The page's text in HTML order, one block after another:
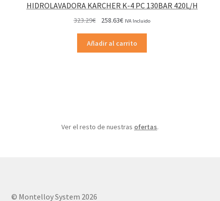
HIDROLAVADORA KARCHER K-4 PC 130BAR 420L/H
323.29€
original
era:
258.63€El
actual
es:
IVA Incluido
Añadir al carrito
Ver el resto de nuestras ofertas.
© Montelloy System 2026